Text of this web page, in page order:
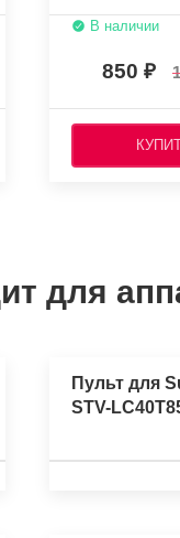
В наличии
850
для
Пульт для
STV-